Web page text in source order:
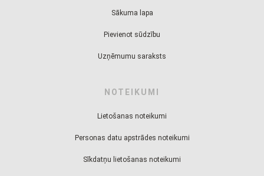
Sākuma lapa
Pievienot sūdzību
Uzņēmumu saraksts
NOTEIKUMI
Lietošanas noteikumi
Personas datu apstrādes noteikumi
Sīkdatņu lietošanas noteikumi